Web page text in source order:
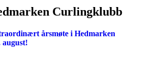
Curlingklubb
årsmøte i Hedmarken